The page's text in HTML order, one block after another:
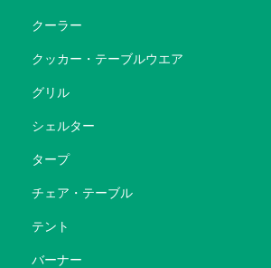
クーラー
クッカー・テーブルウエア
グリル
シェルター
タープ
チェア・テーブル
テント
バーナー